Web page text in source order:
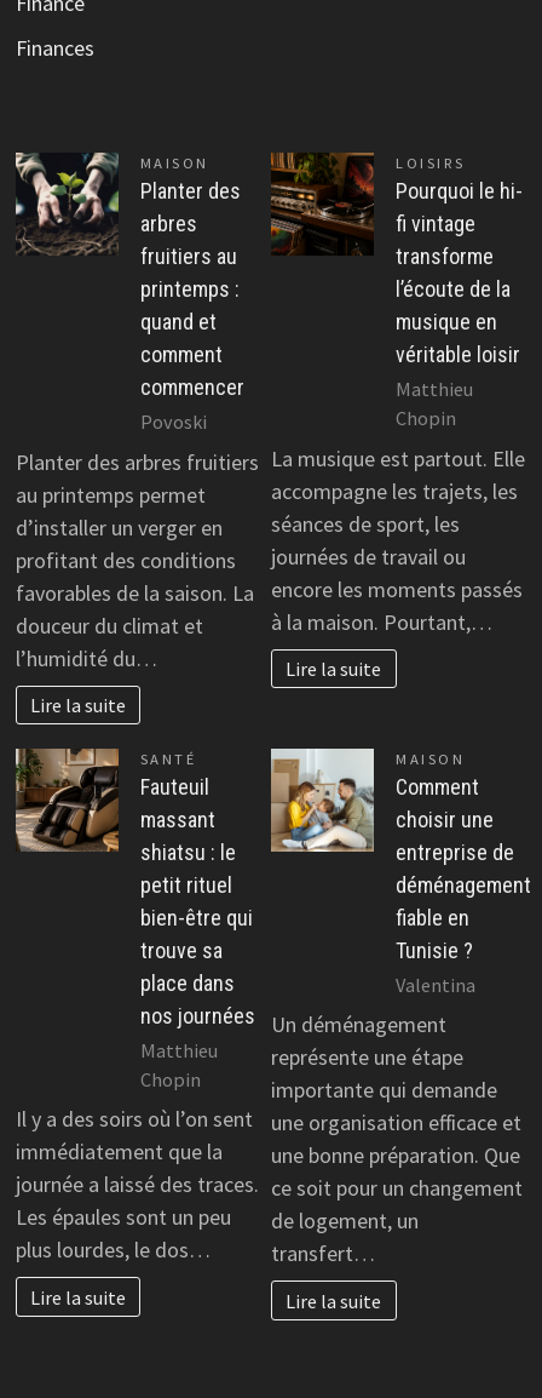
Finances
MAISON
Planter des
arbres
fruitiers au
printemps :
quand et
comment
commencer
Povoski
Planter des arbres fruitiers
au printemps permet
d’installer un verger en
profitant des conditions
favorables de la saison. La
douceur du climat et
l’humidité du…
Lire la suite
LOISIRS
Pourquoi le hi-
fi vintage
transforme
l’écoute de la
musique en
véritable loisir
Matthieu
Chopin
La musique est partout. Elle
accompagne les trajets, les
séances de sport, les
journées de travail ou
encore les moments passés
à la maison. Pourtant,…
Lire la suite
SANTÉ
Fauteuil
massant
shiatsu : le
petit rituel
bien-être qui
trouve sa
place dans
nos journées
Matthieu
Chopin
Il y a des soirs où l’on sent
immédiatement que la
journée a laissé des traces.
Les épaules sont un peu
plus lourdes, le dos…
Lire la suite
MAISON
Comment
choisir une
entreprise de
déménagement
fiable en
Tunisie ?
Valentina
Un déménagement
représente une étape
importante qui demande
une organisation efficace et
une bonne préparation. Que
ce soit pour un changement
de logement, un
transfert…
Lire la suite